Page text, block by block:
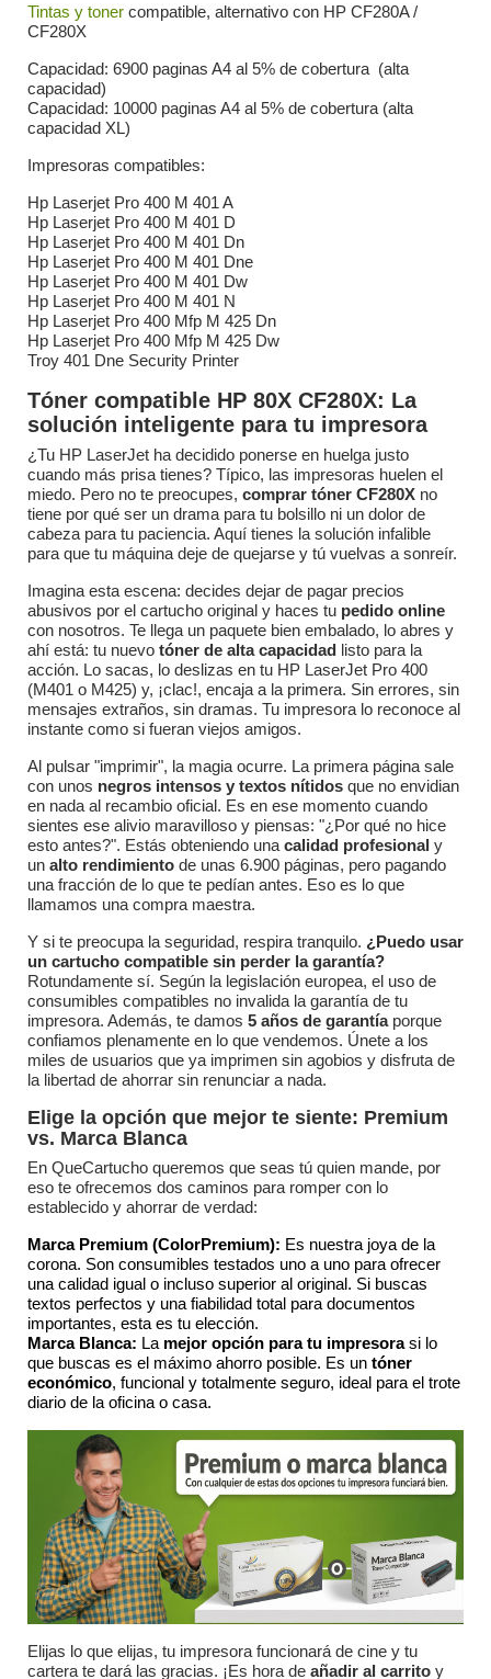
Tintas y toner compatible, alternativo con HP CF280A /
CF280X
Capacidad: 6900 paginas A4 al 5% de cobertura (alta
capacidad)
Capacidad: 10000 paginas A4 al 5% de cobertura (alta
capacidad XL)
Impresoras compatibles:
Hp Laserjet Pro 400 M 401 A
Hp Laserjet Pro 400 M 401 D
Hp Laserjet Pro 400 M 401 Dn
Hp Laserjet Pro 400 M 401 Dne
Hp Laserjet Pro 400 M 401 Dw
Hp Laserjet Pro 400 M 401 N
Hp Laserjet Pro 400 Mfp M 425 Dn
Hp Laserjet Pro 400 Mfp M 425 Dw
Troy 401 Dne Security Printer
Tóner compatible HP 80X CF280X: La
solución inteligente para tu impresora
¿Tu HP LaserJet ha decidido ponerse en huelga justo
cuando más prisa tienes? Típico, las impresoras huelen el
miedo. Pero no te preocupes, comprar tóner CF280X no
tiene por qué ser un drama para tu bolsillo ni un dolor de
cabeza para tu paciencia. Aquí tienes la solución infalible
para que tu máquina deje de quejarse y tú vuelvas a sonreír.
Imagina esta escena: decides dejar de pagar precios
abusivos por el cartucho original y haces tu pedido online
con nosotros. Te llega un paquete bien embalado, lo abres y
ahí está: tu nuevo tóner de alta capacidad listo para la
acción. Lo sacas, lo deslizas en tu HP LaserJet Pro 400
(M401 o M425) y, ¡clac!, encaja a la primera. Sin errores, sin
mensajes extraños, sin dramas. Tu impresora lo reconoce al
instante como si fueran viejos amigos.
Al pulsar "imprimir", la magia ocurre. La primera página sale
con unos negros intensos y textos nítidos que no envidian
en nada al recambio oficial. Es en ese momento cuando
sientes ese alivio maravilloso y piensas: "¿Por qué no hice
esto antes?". Estás obteniendo una calidad profesional y
un alto rendimiento de unas 6.900 páginas, pero pagando
una fracción de lo que te pedían antes. Eso es lo que
llamamos una compra maestra.
Y si te preocupa la seguridad, respira tranquilo. ¿Puedo usar
un cartucho compatible sin perder la garantía?
Rotundamente sí. Según la legislación europea, el uso de
consumibles compatibles no invalida la garantía de tu
impresora. Además, te damos 5 años de garantíaporque
confiamos plenamente en lo que vendemos. Únete a los
miles de usuarios que ya imprimen sin agobios y disfruta de
la libertad de ahorrar sin renunciar a nada.
Elige la opción que mejor te siente: Premium
vs. Marca Blanca
En QueCartucho queremos que seas tú quien mande, por
eso te ofrecemos dos caminos para romper con lo
establecido y ahorrar de verdad:
Marca Premium (ColorPremium): Es nuestra joya de la
corona. Son consumibles testados uno a uno para ofrecer
una calidad igual o incluso superior al original. Si buscas
textos perfectos y una fiabilidad total para documentos
importantes, esta es tu elección.
Marca Blanca: La mejor opción para tu impresorasi lo
que buscas es el máximo ahorro posible. Es un tóner
económico, funcional y totalmente seguro, ideal para el trote
diario de la oficina o casa.
Elijas lo que elijas, tu impresora funcionará de cine y tu
cartera te dará las gracias. ¡Es hora de añadir al carrito y